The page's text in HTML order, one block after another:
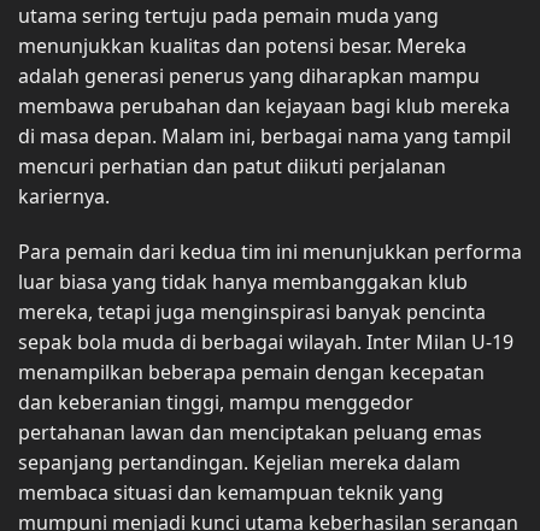
utama sering tertuju pada pemain muda yang
menunjukkan kualitas dan potensi besar. Mereka
adalah generasi penerus yang diharapkan mampu
membawa perubahan dan kejayaan bagi klub mereka
di masa depan. Malam ini, berbagai nama yang tampil
mencuri perhatian dan patut diikuti perjalanan
kariernya.
Para pemain dari kedua tim ini menunjukkan performa
luar biasa yang tidak hanya membanggakan klub
mereka, tetapi juga menginspirasi banyak pencinta
sepak bola muda di berbagai wilayah. Inter Milan U-19
menampilkan beberapa pemain dengan kecepatan
dan keberanian tinggi, mampu menggedor
pertahanan lawan dan menciptakan peluang emas
sepanjang pertandingan. Kejelian mereka dalam
membaca situasi dan kemampuan teknik yang
mumpuni menjadi kunci utama keberhasilan serangan